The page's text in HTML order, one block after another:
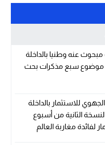
عنه وطنيا بالداخلة
سبع مذكرات بحث
للاستثمار بالداخلة
الثانية من أسبوع
لفائدة مغاربة العالم